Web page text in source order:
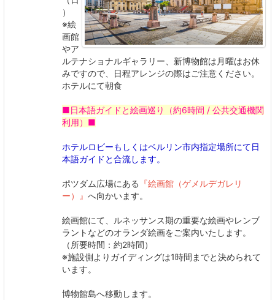
）
※絵
画館
やア
ルテナショナルギャラリー、新博物館は月曜はお休
みですので、日程アレンジの際はご注意ください。
ホテルにて朝食
■日本語ガイドと絵画巡り（約6時間 / 公共交通機関
利用）■
ホテルロビーもしくはベルリン市内指定場所にて日
本語ガイドと合流します。
ポツダム広場にある 『絵画館（ゲメルデガレリ
ー）』 へ向かいます。
絵画館にて、ルネッサンス期の重要な絵画やレンブ
ラントなどのオランダ絵画をご案内いたします。
（所要時間：約2時間）
※施設側よりガイディングは1時間までと決められて
います。
博物館島へ移動します。